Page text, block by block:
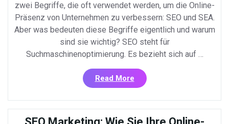
zwei Begriffe, die oft verwendet werden, um die Online-
Präsenz von Unternehmen zu verbessern: SEO und SEA.
Aber was bedeuten diese Begriffe eigentlich und warum
sind sie wichtig? SEO steht für
Suchmaschinenoptimierung. Es bezieht sich auf …
Read More«SEO
und
SEA:
Die